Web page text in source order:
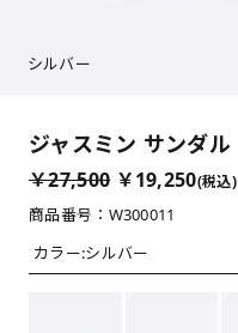
シルバー
ジャスミン サンダル
￥27,500 ￥19,250(税込)
商品番号：W300011
カラー:シルバー